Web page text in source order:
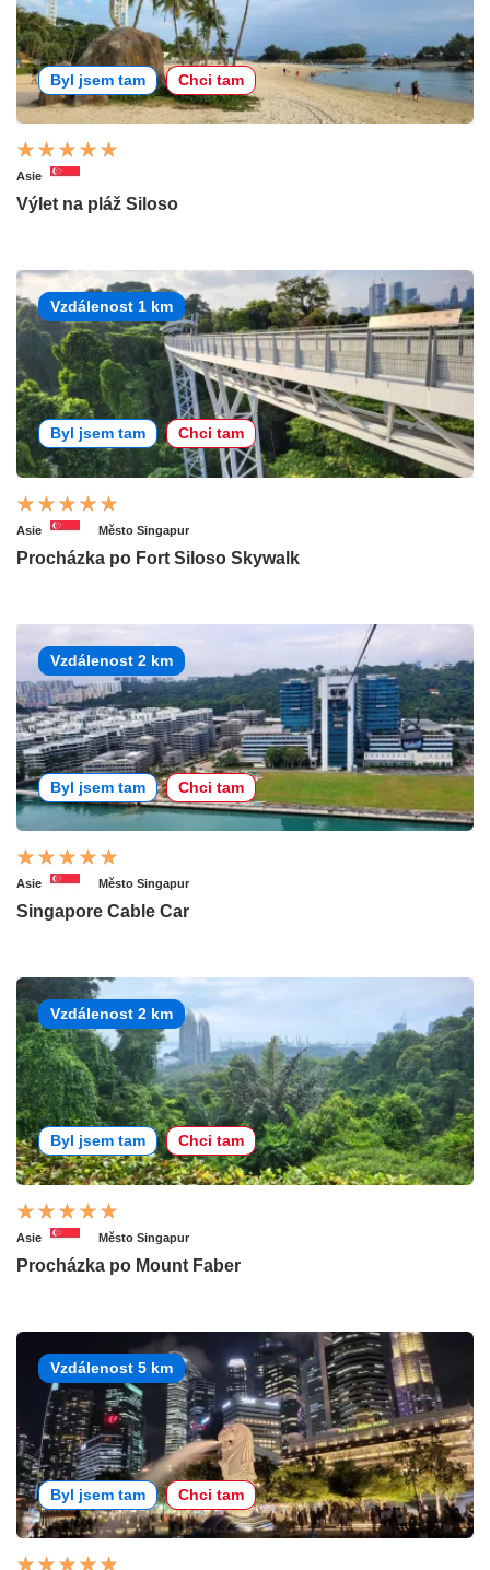
Byl jsem tam Chci tam
Asie
Výlet na pláž Siloso
Vzdálenost 1 km
Byl jsem tam Chci tam
Asie Město Singapur
Procházka po Fort Siloso Skywalk
Vzdálenost 2 km
Byl jsem tam Chci tam
Asie Město Singapur
Singapore Cable Car
Vzdálenost 2 km
Byl jsem tam Chci tam
Asie Město Singapur
Procházka po Mount Faber
Vzdálenost 5 km
Byl jsem tam Chci tam